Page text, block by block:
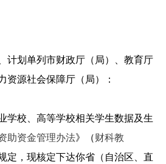
计划单列市财政厅（局）、教育厅
资源社会保障厅（局）：
学校、高等学校相关学生数据及生
助资金管理办法》（财科教
定，现核定下达你省（自治区、直